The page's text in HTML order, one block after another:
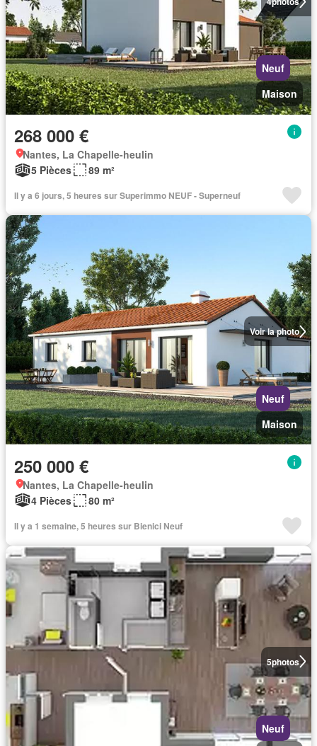
Neuf
Maison
268 000 €
Nantes, La Chapelle-heulin
5 Pièces
89 m²
Il y a 6 jours, 5 heures sur Superimmo NEUF - Superneuf
Voir la photo
Neuf
Maison
250 000 €
Nantes, La Chapelle-heulin
4 Pièces
80 m²
Il y a 1 semaine, 5 heures sur Bienici Neuf
5photos
Neuf